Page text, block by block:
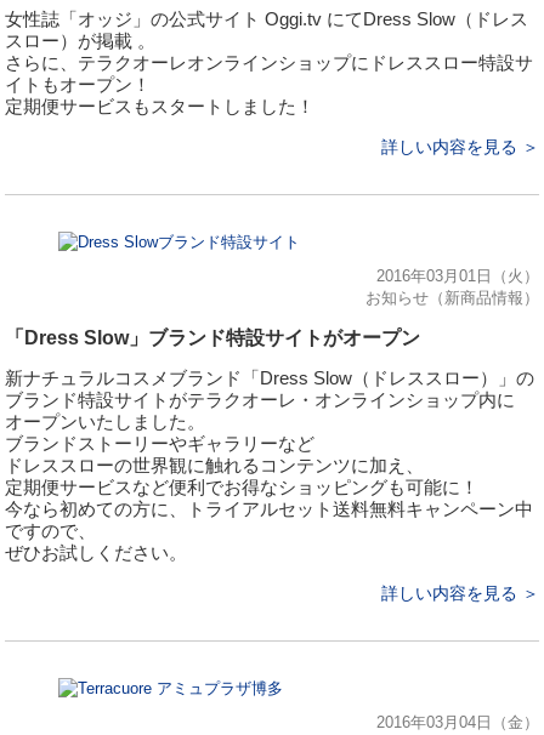
女性誌「オッジ」の公式サイト Oggi.tv にてDress Slow（ドレス
スロー）が掲載 。
さらに、テラクオーレオンラインショップにドレススロー特設サ
イトもオープン！
定期便サービスもスタートしました！
詳しい内容を見る ＞
2016年03月01日（火）
お知らせ（新商品情報）
「Dress Slow」ブランド特設サイトがオープン
新ナチュラルコスメブランド「Dress Slow（ドレススロー）」の
ブランド特設サイトがテラクオーレ・オンラインショップ内に
オープンいたしました。
ブランドストーリーやギャラリーなど
ドレススローの世界観に触れるコンテンツに加え、
定期便サービスなど便利でお得なショッピングも可能に！
今なら初めての方に、トライアルセット送料無料キャンペーン中
ですので、
ぜひお試しください。
詳しい内容を見る ＞
2016年03月04日（金）